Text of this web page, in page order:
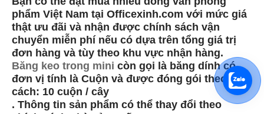
phẩm Việt Nam tại Officexinh.com với mức giá
thật ưu đãi và nhận được chính sách vận
chuyển miễn phí nếu có dựa trên tổng giá trị
đơn hàng và tùy theo khu vực nhận hàng.
Băng keo trong mini còn gọi là băng dính có
đơn vị tính là Cuộn và được đóng gói theo quy
cách: 10 cuộn / cây
. Thông tin sản phẩm có thể thay đổi theo